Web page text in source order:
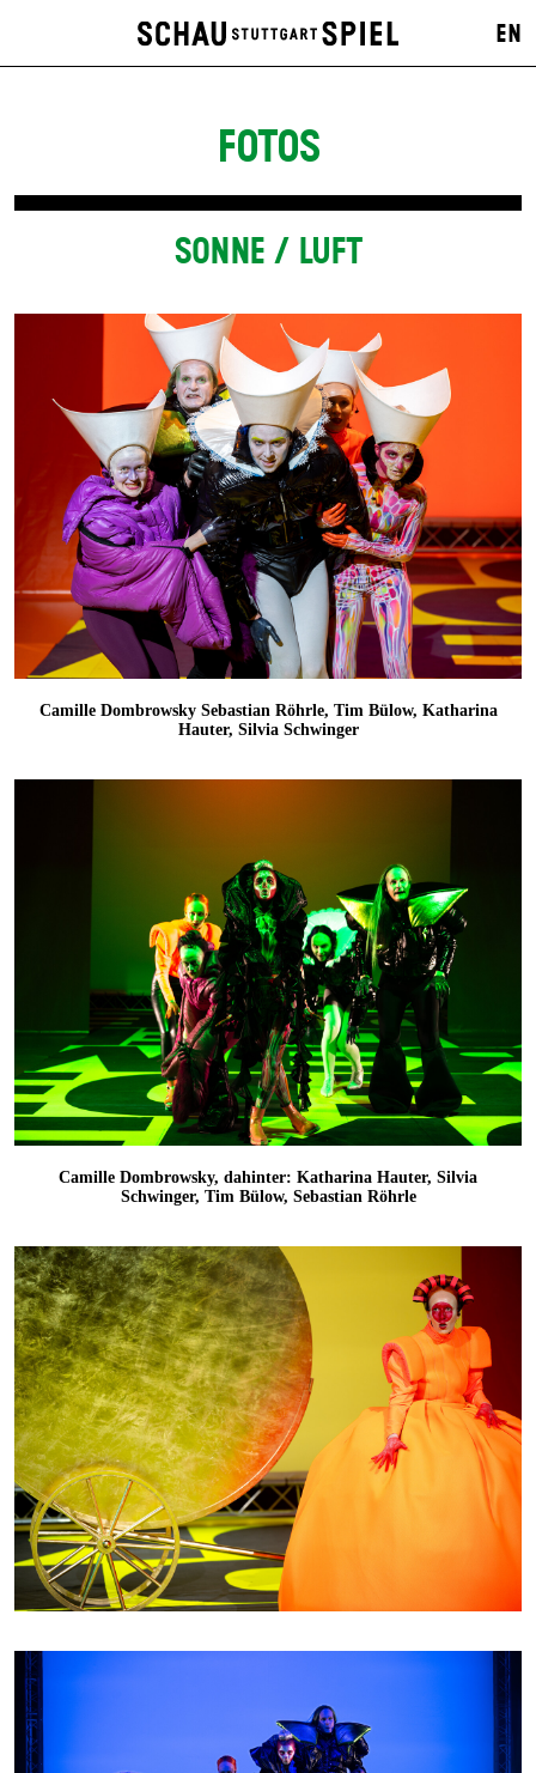
EN
FOTOS
SONNE / LUFT
Camille Dombrowsky Sebastian Röhrle, Tim Bülow, Katharina
Hauter, Silvia Schwinger
Camille Dombrowsky, dahinter: Katharina Hauter, Silvia
Schwinger, Tim Bülow, Sebastian Röhrle